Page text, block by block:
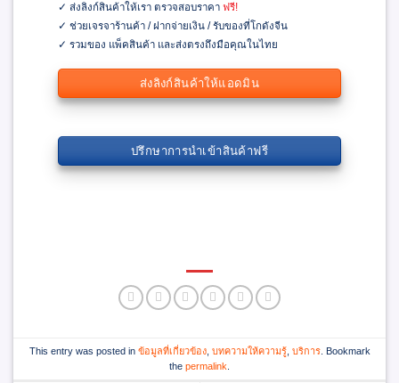
✓ ส่งลิงก์สินค้าให้เรา ตรวจสอบราคาฟรี!
✓ ช่วยเจรจาร้านค้า / ฝากจ่ายเงิน / รับของที่โกดังจีน
✓ รวมของ แพ็คสินค้า และส่งตรงถึงมือคุณในไทย
ส่งลิงก์สินค้าให้แอดมิน
ปรึกษาการนำเข้าสินค้าฟรี
This entry was posted in ข้อมูลที่เกี่ยวข้อง, บทความให้ความรู้, บริการ. Bookmark
the permalink